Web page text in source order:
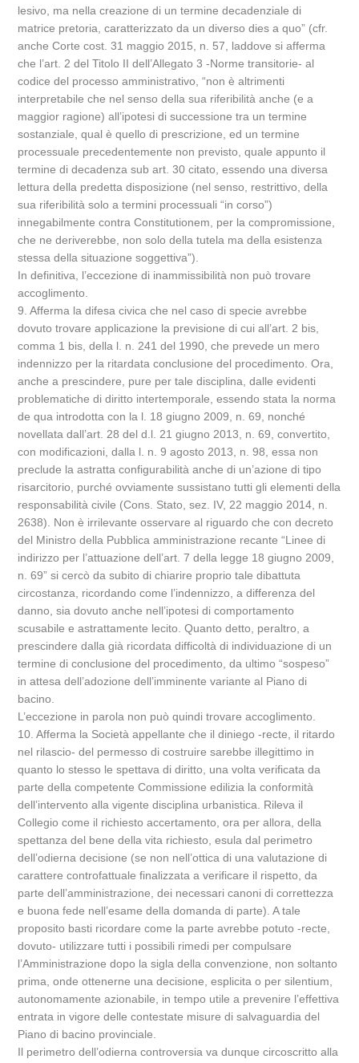
lesivo, ma nella creazione di un termine decadenziale di
matrice pretoria, caratterizzato da un diverso dies a quo” (cfr.
anche Corte cost. 31 maggio 2015, n. 57, laddove si afferma
che l’art. 2 del Titolo II dell’Allegato 3 -Norme transitorie- al
codice del processo amministrativo, “non è altrimenti
interpretabile che nel senso della sua riferibilità anche (e a
maggior ragione) all’ipotesi di successione tra un termine
sostanziale, qual è quello di prescrizione, ed un termine
processuale precedentemente non previsto, quale appunto il
termine di decadenza sub art. 30 citato, essendo una diversa
lettura della predetta disposizione (nel senso, restrittivo, della
sua riferibilità solo a termini processuali “in corso”)
innegabilmente contra Constitutionem, per la compromissione,
che ne deriverebbe, non solo della tutela ma della esistenza
stessa della situazione soggettiva”).
In definitiva, l’eccezione di inammissibilità non può trovare
accoglimento.
9. Afferma la difesa civica che nel caso di specie avrebbe
dovuto trovare applicazione la previsione di cui all’art. 2 bis,
comma 1 bis, della l. n. 241 del 1990, che prevede un mero
indennizzo per la ritardata conclusione del procedimento. Ora,
anche a prescindere, pure per tale disciplina, dalle evidenti
problematiche di diritto intertemporale, essendo stata la norma
de qua introdotta con la l. 18 giugno 2009, n. 69, nonché
novellata dall’art. 28 del d.l. 21 giugno 2013, n. 69, convertito,
con modificazioni, dalla l. n. 9 agosto 2013, n. 98, essa non
preclude la astratta configurabilità anche di un’azione di tipo
risarcitorio, purché ovviamente sussistano tutti gli elementi della
responsabilità civile (Cons. Stato, sez. IV, 22 maggio 2014, n.
2638). Non è irrilevante osservare al riguardo che con decreto
del Ministro della Pubblica amministrazione recante “Linee di
indirizzo per l’attuazione dell’art. 7 della legge 18 giugno 2009,
n. 69” si cercò da subito di chiarire proprio tale dibattuta
circostanza, ricordando come l’indennizzo, a differenza del
danno, sia dovuto anche nell’ipotesi di comportamento
scusabile e astrattamente lecito. Quanto detto, peraltro, a
prescindere dalla già ricordata difficoltà di individuazione di un
termine di conclusione del procedimento, da ultimo “sospeso”
in attesa dell’adozione dell’imminente variante al Piano di
bacino.
L’eccezione in parola non può quindi trovare accoglimento.
10. Afferma la Società appellante che il diniego -recte, il ritardo
nel rilascio- del permesso di costruire sarebbe illegittimo in
quanto lo stesso le spettava di diritto, una volta verificata da
parte della competente Commissione edilizia la conformità
dell’intervento alla vigente disciplina urbanistica. Rileva il
Collegio come il richiesto accertamento, ora per allora, della
spettanza del bene della vita richiesto, esula dal perimetro
dell’odierna decisione (se non nell’ottica di una valutazione di
carattere controfattuale finalizzata a verificare il rispetto, da
parte dell’amministrazione, dei necessari canoni di correttezza
e buona fede nell’esame della domanda di parte). A tale
proposito basti ricordare come la parte avrebbe potuto -recte,
dovuto- utilizzare tutti i possibili rimedi per compulsare
l’Amministrazione dopo la sigla della convenzione, non soltanto
prima, onde ottenerne una decisione, esplicita o per silentium,
autonomamente azionabile, in tempo utile a prevenire l’effettiva
entrata in vigore delle contestate misure di salvaguardia del
Piano di bacino provinciale.
Il perimetro dell’odierna controversia va dunque circoscritto alla